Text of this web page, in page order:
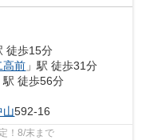
徒歩15分
高前 」駅 徒歩31分
駅 徒歩56分
山592-16
！8/末まで